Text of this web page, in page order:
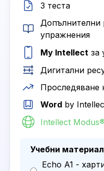
3 теста
Допълнителни
упражнения
My Intellect за
Дигитални
Проследяване
Word by
Intellect Modus®
Учебни
Echo A1 -